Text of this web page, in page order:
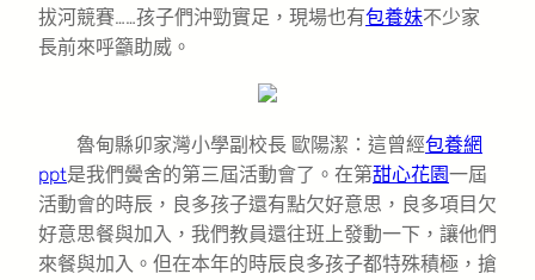
拔河競賽……孩子們沖勁實足，現場也有包養妹不少家
長前來呼籲助威。
魯甸縣卯家灣小學副校長 歐陽潔：這曾經包養網
ppt是我們黌舍的第三屆活動會了。在第甜心花園一屆
活動會的時辰，良多孩子還有點欠好意思，良多項目欠
好意思餐與加入，我們教員還往班上發動一下，讓他們
來餐與加入。但在本年的時辰良多孩子都特殊積極，搶